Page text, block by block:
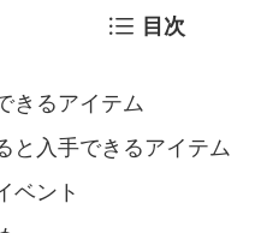
目次
きるアイテム
と入手できるアイテム
ベント